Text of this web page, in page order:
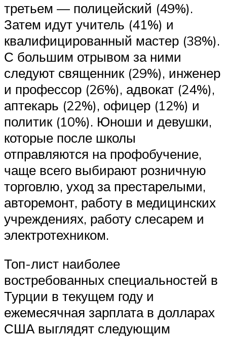
третьем — полицейский (49%).
Затем идут учитель (41%) и
квалифицированный мастер (38%).
С большим отрывом за ними
следуют священник (29%), инженер
и профессор (26%), адвокат (24%),
аптекарь (22%), офицер (12%) и
политик (10%). Юноши и девушки,
которые после школы
отправляются на профобучение,
чаще всего выбирают розничную
торговлю, уход за престарелыми,
авторемонт, работу в медицинских
учреждениях, работу слесарем и
электротехником.
Топ-лист наиболее
востребованных специальностей в
Турции в текущем году и
ежемесячная зарплата в долларах
США выглядят следующим